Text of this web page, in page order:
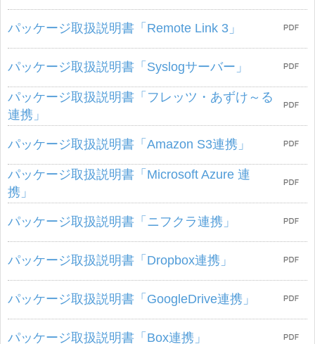
パッケージ取扱説明書「Remote Link 3」
パッケージ取扱説明書「Syslogサーバー」
パッケージ取扱説明書「フレッツ・あずけ～る
連携」
パッケージ取扱説明書「Amazon S3連携」
パッケージ取扱説明書「Microsoft Azure 連
携」
パッケージ取扱説明書「ニフクラ連携」
パッケージ取扱説明書「Dropbox連携」
パッケージ取扱説明書「GoogleDrive連携」
パッケージ取扱説明書「Box連携」